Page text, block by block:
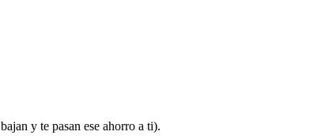
y te pasan ese ahorro a ti).